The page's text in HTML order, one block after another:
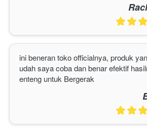
ini beneran toko officialnya, produk
udah saya coba dan benar efektif
enteng untuk Bergerak